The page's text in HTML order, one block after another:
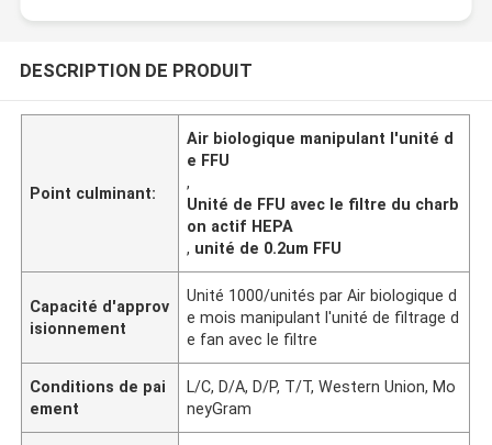
DESCRIPTION DE PRODUIT
Point culminant:
Air biologique manipulant l'unité d
e FFU
,
Unité de FFU avec le filtre du charb
on actif HEPA
, unité de 0.2um FFU
Capacité d'approv
isionnement
Unité 1000/unités par Air biologique d
e mois manipulant l'unité de filtrage d
e fan avec le filtre
Conditions de pai
ement
L/C, D/A, D/P, T/T, Western Union, Mo
neyGram